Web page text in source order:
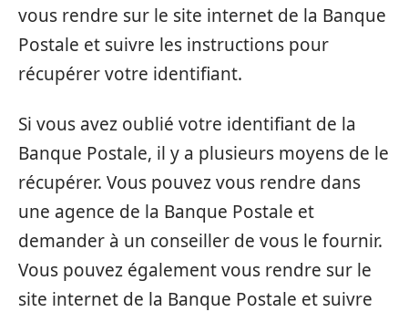
vous rendre sur le site internet de la Banque
Postale et suivre les instructions pour
récupérer votre identifiant.
Si vous avez oublié votre identifiant de la
Banque Postale, il y a plusieurs moyens de le
récupérer. Vous pouvez vous rendre dans
une agence de la Banque Postale et
demander à un conseiller de vous le fournir.
Vous pouvez également vous rendre sur le
site internet de la Banque Postale et suivre